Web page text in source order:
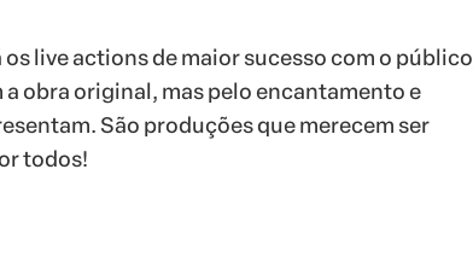
os live actions de maior sucesso com o
obra original, mas pelo encantamento e
São produções que merecem ser
todos!